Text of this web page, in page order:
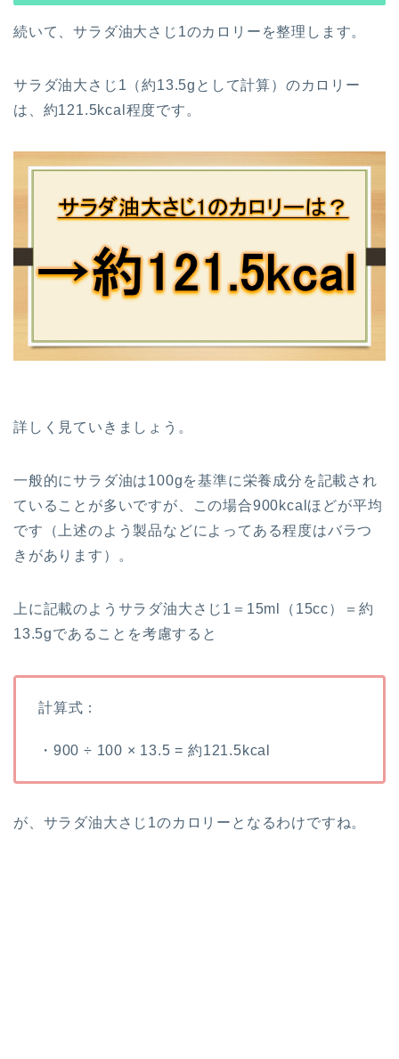
続いて、サラダ油大さじ1のカロリーを整理します。
サラダ油大さじ1（約13.5gとして計算）のカロリー
は、約121.5kcal程度です。
詳しく見ていきましょう。
一般的にサラダ油は100gを基準に栄養成分を記載され
ていることが多いですが、この場合900kcalほどが平均
です（上述のよう製品などによってある程度はバラつ
きがあります）。
上に記載のようサラダ油大さじ1＝15ml（15cc）＝約
13.5gであることを考慮すると
計算式：
・900 ÷ 100 × 13.5 = 約121.5kcal
が、サラダ油大さじ1のカロリーとなるわけですね。